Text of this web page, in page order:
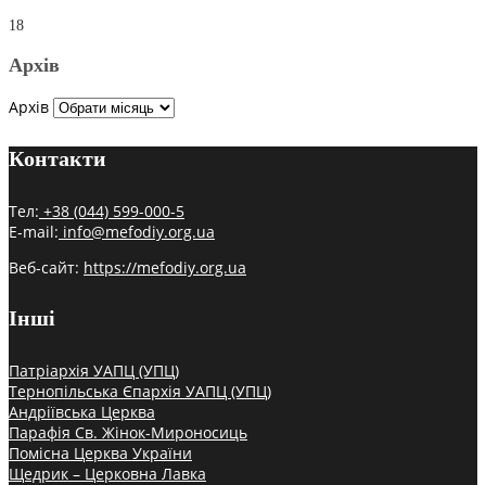
18
Архів
Архів
Контакти
Тел: +38 (044) 599-000-5
E-mail: info@mefodiy.org.ua
Веб-сайт: https://mefodiy.org.ua
Інші
Патріархія УАПЦ (УПЦ)
Тернопільська Єпархія УАПЦ (УПЦ)
Андріївська Церква
Парафія Св. Жінок-Мироносиць
Помісна Церква України
Щедрик – Церковна Лавка